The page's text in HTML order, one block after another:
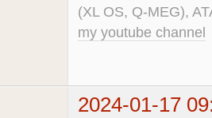
(XL OS, Q-MEG),
my youtube channel
2024-01-17